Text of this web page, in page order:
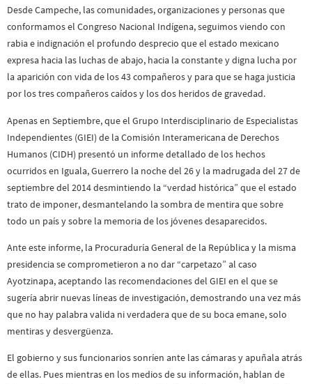
Desde Campeche, las comunidades, organizaciones y personas que
conformamos el Congreso Nacional Indígena, seguimos viendo con
rabia e indignación el profundo desprecio que el estado mexicano
expresa hacia las luchas de abajo, hacia la constante y digna lucha por
la aparición con vida de los 43 compañeros y para que se haga justicia
por los tres compañeros caídos y los dos heridos de gravedad.
Apenas en Septiembre, que el Grupo Interdisciplinario de Especialistas
Independientes (GIEI) de la Comisión Interamericana de Derechos
Humanos (CIDH) presentó un informe detallado de los hechos
ocurridos en Iguala, Guerrero la noche del 26 y la madrugada del 27 de
septiembre del 2014 desmintiendo la “verdad histórica” que el estado
trato de imponer, desmantelando la sombra de mentira que sobre
todo un país y sobre la memoria de los jóvenes desaparecidos.
Ante este informe, la Procuraduría General de la República y la misma
presidencia se comprometieron a no dar “carpetazo” al caso
Ayotzinapa, aceptando las recomendaciones del GIEI en el que se
sugería abrir nuevas líneas de investigación, demostrando una vez más
que no hay palabra valida ni verdadera que de su boca emane, solo
mentiras y desvergüenza.
El gobierno y sus funcionarios sonríen ante las cámaras y apuñala atrás
de ellas. Pues mientras en los medios de su información, hablan de